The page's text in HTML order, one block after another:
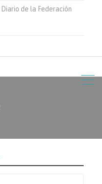
Diario de la Federación